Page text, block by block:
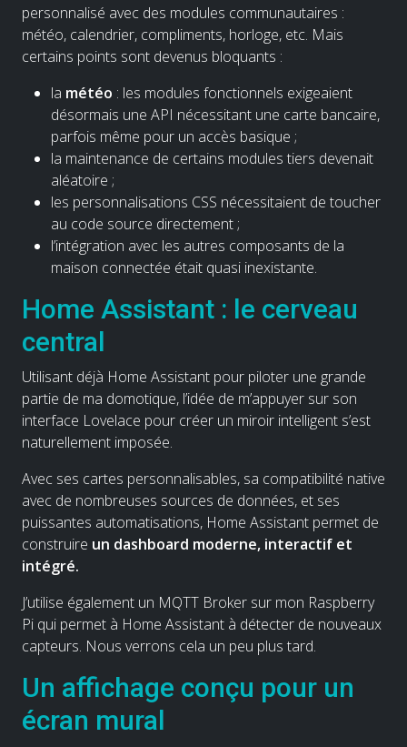
personnalisé avec des modules communautaires :
météo, calendrier, compliments, horloge, etc. Mais
certains points sont devenus bloquants :
la météo : les modules fonctionnels exigeaient
désormais une API nécessitant une carte bancaire,
parfois même pour un accès basique ;
la maintenance de certains modules tiers devenait
aléatoire ;
les personnalisations CSS nécessitaient de toucher
au code source directement ;
l’intégration avec les autres composants de la
maison connectée était quasi inexistante.
Home Assistant : le cerveau
central
Utilisant déjà Home Assistant pour piloter une grande
partie de ma domotique, l’idée de m’appuyer sur son
interface Lovelace pour créer un miroir intelligent s’est
naturellement imposée.
Avec ses cartes personnalisables, sa compatibilité native
avec de nombreuses sources de données, et ses
puissantes automatisations, Home Assistant permet de
construire un dashboard moderne, interactif et
intégré.
J’utilise également un MQTT Broker sur mon Raspberry
Pi qui permet à Home Assistant à détecter de nouveaux
capteurs. Nous verrons cela un peu plus tard.
Un affichage conçu pour un
écran mural